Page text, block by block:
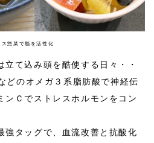
惣菜で脳を活性化
て込み頭を酷使する日々・・
どのオメガ３系脂肪酸で神経伝
ンＣでストレスホルモンをコン
強タッグで、血流改善と抗酸化